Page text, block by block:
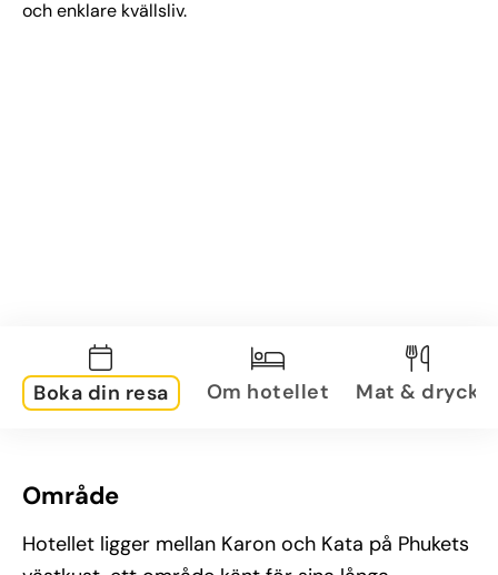
och enklare kvällsliv.
Boka din resa Om hotellet Mat & dryck
Område
Hotellet ligger mellan Karon och Kata på Phukets